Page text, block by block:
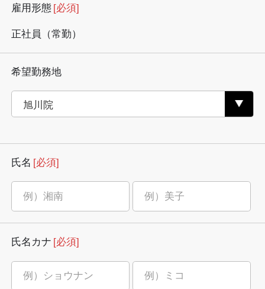
雇用形態 [必須]
正社員（常勤）
希望勤務地
氏名 [必須]
氏名カナ [必須]